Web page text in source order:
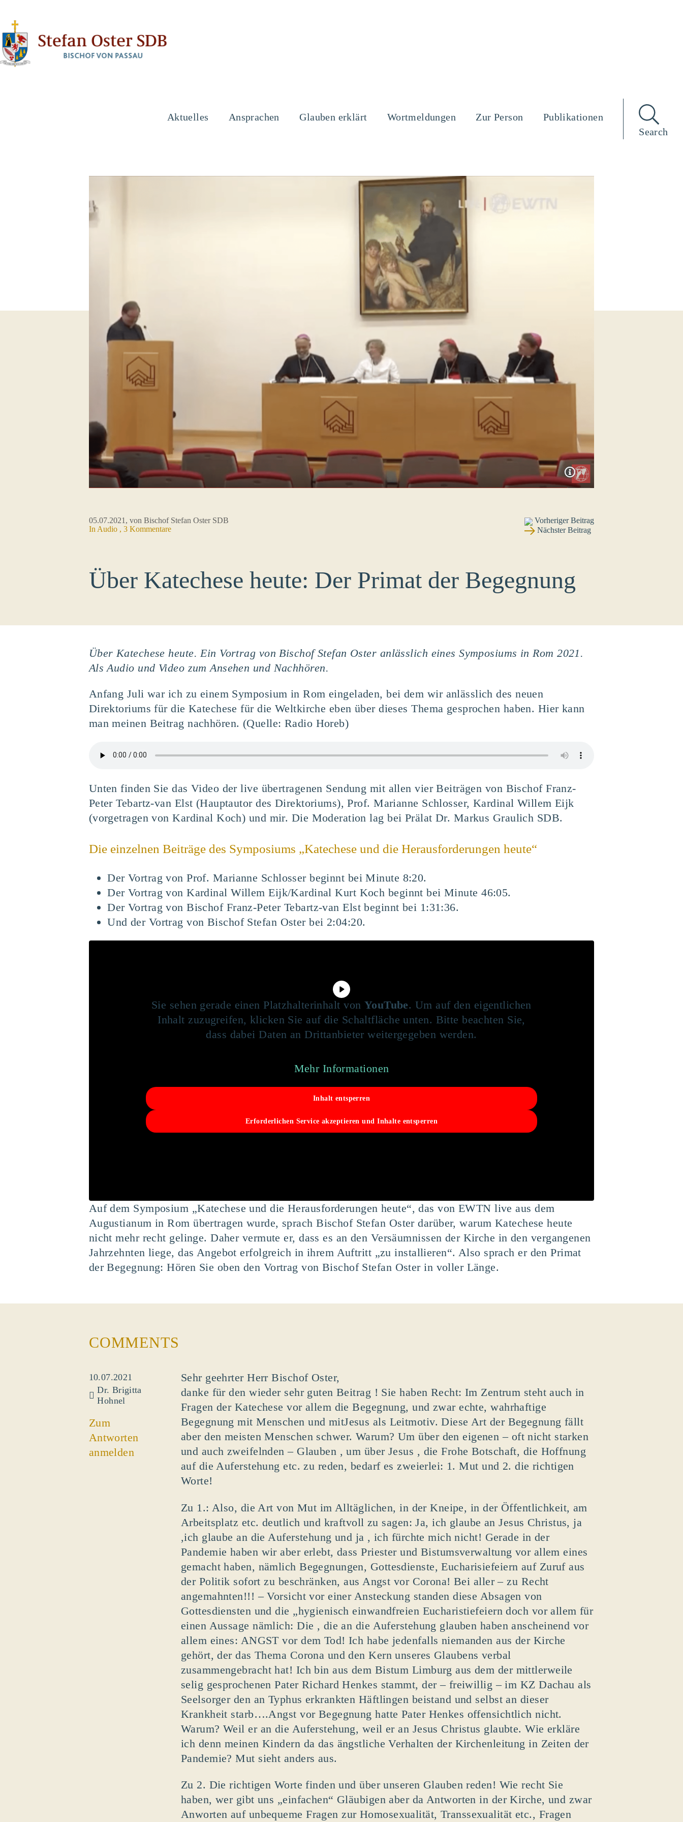
Aktuelles Ansprachen Glauben erklärt Wortmeldungen Zur Person
Publikationen
Search
05.07.2021, von Bischof Stefan Oster SDB
In Audio , 3 Kommentare
Vorheriger Beitrag
Nächster Beitrag
Über Katechese heute: Der Primat der Begegnung
Über Katechese heute. Ein Vortrag von Bischof Stefan Oster anlässlich eines Symposiums in Rom 2021.
Als Audio und Video zum Ansehen und Nachhören.
Anfang Juli war ich zu einem Symposium in Rom eingeladen, bei dem wir anlässlich des neuen
Direktoriums für die Katechese für die Weltkirche eben über dieses Thema gesprochen haben. Hier kann
man meinen Beitrag nachhören. (Quelle: Radio Horeb)
Unten finden Sie das Video der live übertragenen Sendung mit allen vier Beiträgen von Bischof Franz-
Peter Tebartz-van Elst (Hauptautor des Direktoriums), Prof. Marianne Schlosser, Kardinal Willem Eijk
(vorgetragen von Kardinal Koch) und mir. Die Moderation lag bei Prälat Dr. Markus Graulich SDB.
Die einzelnen Beiträge des Symposiums „Katechese und die Herausforderungen heute“
Der Vortrag von Prof. Marianne Schlosser beginnt bei Minute 8:20.
Der Vortrag von Kardinal Willem Eijk/Kardinal Kurt Koch beginnt bei Minute 46:05.
Der Vortrag von Bischof Franz-Peter Tebartz-van Elst beginnt bei 1:31:36.
Und der Vortrag von Bischof Stefan Oster bei 2:04:20.
Sie sehen gerade einen Platzhalterinhalt von YouTube. Um auf den eigentlichen
Inhalt zuzugreifen, klicken Sie auf die Schaltfläche unten. Bitte beachten Sie,
dass dabei Daten an Drittanbieter weitergegeben werden.
Mehr Informationen
Inhalt entsperren
Erforderlichen Service akzeptieren und Inhalte entsperren
Auf dem Symposium „Katechese und die Herausforderungen heute“, das von EWTN live aus dem
Augustianum in Rom übertragen wurde, sprach Bischof Stefan Oster darüber, warum Katechese heute
nicht mehr recht gelinge. Daher vermute er, dass es an den Versäumnissen der Kirche in den vergangenen
Jahrzehnten liege, das Angebot erfolgreich in ihrem Auftritt „zu installieren“. Also sprach er den Primat
der Begegnung: Hören Sie oben den Vortrag von Bischof Stefan Oster in voller Länge.
COMMENTS
10.07.2021
Dr. Brigitta
Hohnel
Zum
Antworten
anmelden
Sehr geehrter Herr Bischof Oster,
danke für den wieder sehr guten Beitrag ! Sie haben Recht: Im Zentrum steht auch in
Fragen der Katechese vor allem die Begegnung, und zwar echte, wahrhaftige
Begegnung mit Menschen und mitJesus als Leitmotiv. Diese Art der Begegnung fällt
aber den meisten Menschen schwer. Warum? Um über den eigenen – oft nicht starken
und auch zweifelnden – Glauben , um über Jesus , die Frohe Botschaft, die Hoffnung
auf die Auferstehung etc. zu reden, bedarf es zweierlei: 1. Mut und 2. die richtigen
Worte!
Zu 1.: Also, die Art von Mut im Alltäglichen, in der Kneipe, in der Öffentlichkeit, am
Arbeitsplatz etc. deutlich und kraftvoll zu sagen: Ja, ich glaube an Jesus Christus, ja
,ich glaube an die Auferstehung und ja , ich fürchte mich nicht! Gerade in der
Pandemie haben wir aber erlebt, dass Priester und Bistumsverwaltung vor allem eines
gemacht haben, nämlich Begegnungen, Gottesdienste, Eucharisiefeiern auf Zuruf aus
der Politik sofort zu beschränken, aus Angst vor Corona! Bei aller – zu Recht
angemahnten!!! – Vorsicht vor einer Ansteckung standen diese Absagen von
Gottesdiensten und die „hygienisch einwandfreien Eucharistiefeiern doch vor allem für
einen Aussage nämlich: Die , die an die Auferstehung glauben haben anscheinend vor
allem eines: ANGST vor dem Tod! Ich habe jedenfalls niemanden aus der Kirche
gehört, der das Thema Corona und den Kern unseres Glaubens verbal
zusammengebracht hat! Ich bin aus dem Bistum Limburg aus dem der mittlerweile
selig gesprochenen Pater Richard Henkes stammt, der – freiwillig – im KZ Dachau als
Seelsorger den an Typhus erkrankten Häftlingen beistand und selbst an dieser
Krankheit starb….Angst vor Begegnung hatte Pater Henkes offensichtlich nicht.
Warum? Weil er an die Auferstehung, weil er an Jesus Christus glaubte. Wie erkläre
ich denn meinen Kindern da das ängstliche Verhalten der Kirchenleitung in Zeiten der
Pandemie? Mut sieht anders aus.
Zu 2. Die richtigen Worte finden und über unseren Glauben reden! Wie recht Sie
haben, wer gibt uns „einfachen“ Gläubigen aber da Antworten in der Kirche, und zwar
Anworten auf unbequeme Fragen zur Homosexualität, Transsexualität etc., Fragen